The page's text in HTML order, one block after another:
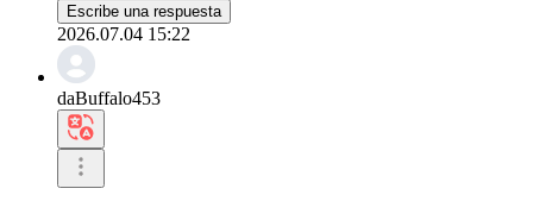
Escribe una respuesta
2026.07.04 15:22
daBuffalo453